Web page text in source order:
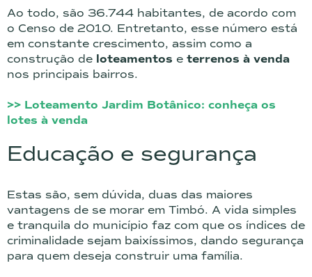
Ao todo, são 36.744 habitantes, de acordo com
o Censo de 2010. Entretanto, esse número está
em constante crescimento, assim como a
construção de loteamentos e terrenos à venda
nos principais bairros.
>> Loteamento Jardim Botânico: conheça os
lotes à venda
Educação e segurança
Estas são, sem dúvida, duas das maiores
vantagens de se morar em Timbó. A vida simples
e tranquila do município faz com que os índices de
criminalidade sejam baixíssimos, dando segurança
para quem deseja construir uma família.